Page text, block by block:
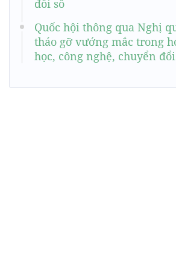
đổi số
Quốc hội thông qua Nghị
tháo gỡ vướng mắc trong
học, công nghệ, chuyển